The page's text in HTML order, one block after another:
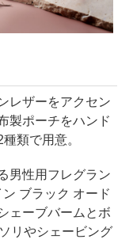
レザーをアクセン
製ポーチをハンド
類で用意。
男性用フレグラン
ブラック オード
ェーブバームとボ
リやシェービング